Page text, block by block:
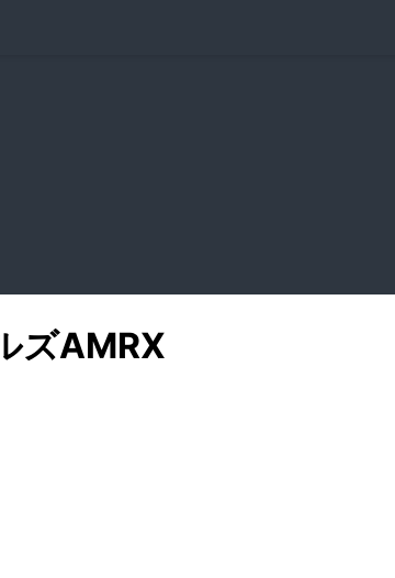
ズAMRX